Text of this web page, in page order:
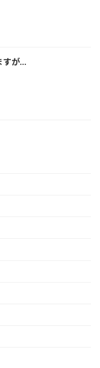
すが…